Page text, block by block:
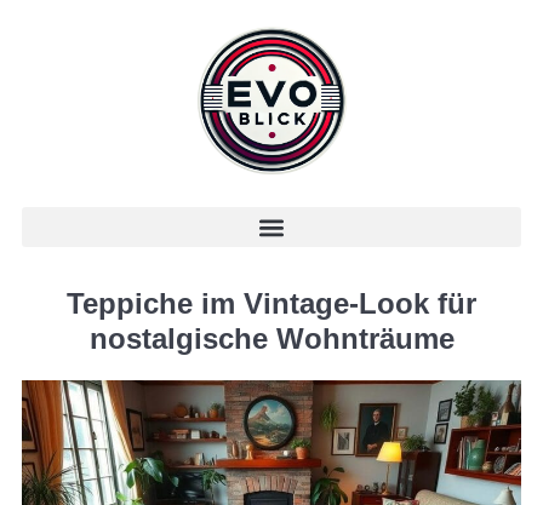
Teppiche im Vintage-Look für
nostalgische Wohnträume